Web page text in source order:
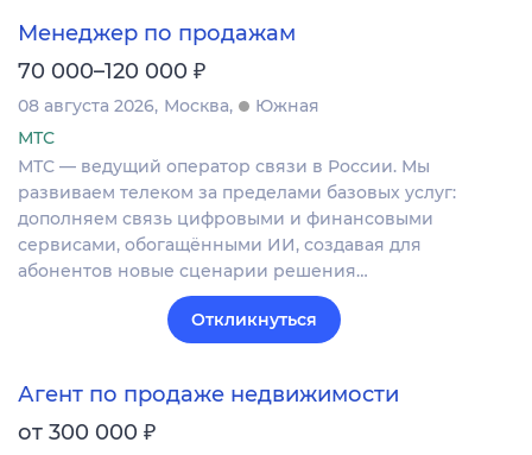
Менеджер по продажам
70 000–120 000 ₽
08 августа 2026 Москва
Южная
МТС
МТС — ведущий оператор связи в России. Мы
развиваем телеком за пределами базовых услуг:
дополняем связь цифровыми и финансовыми
сервисами, обогащёнными ИИ, создавая для
абонентов новые сценарии решения…
Откликнуться
Агент по продаже недвижимости
от 300 000 ₽